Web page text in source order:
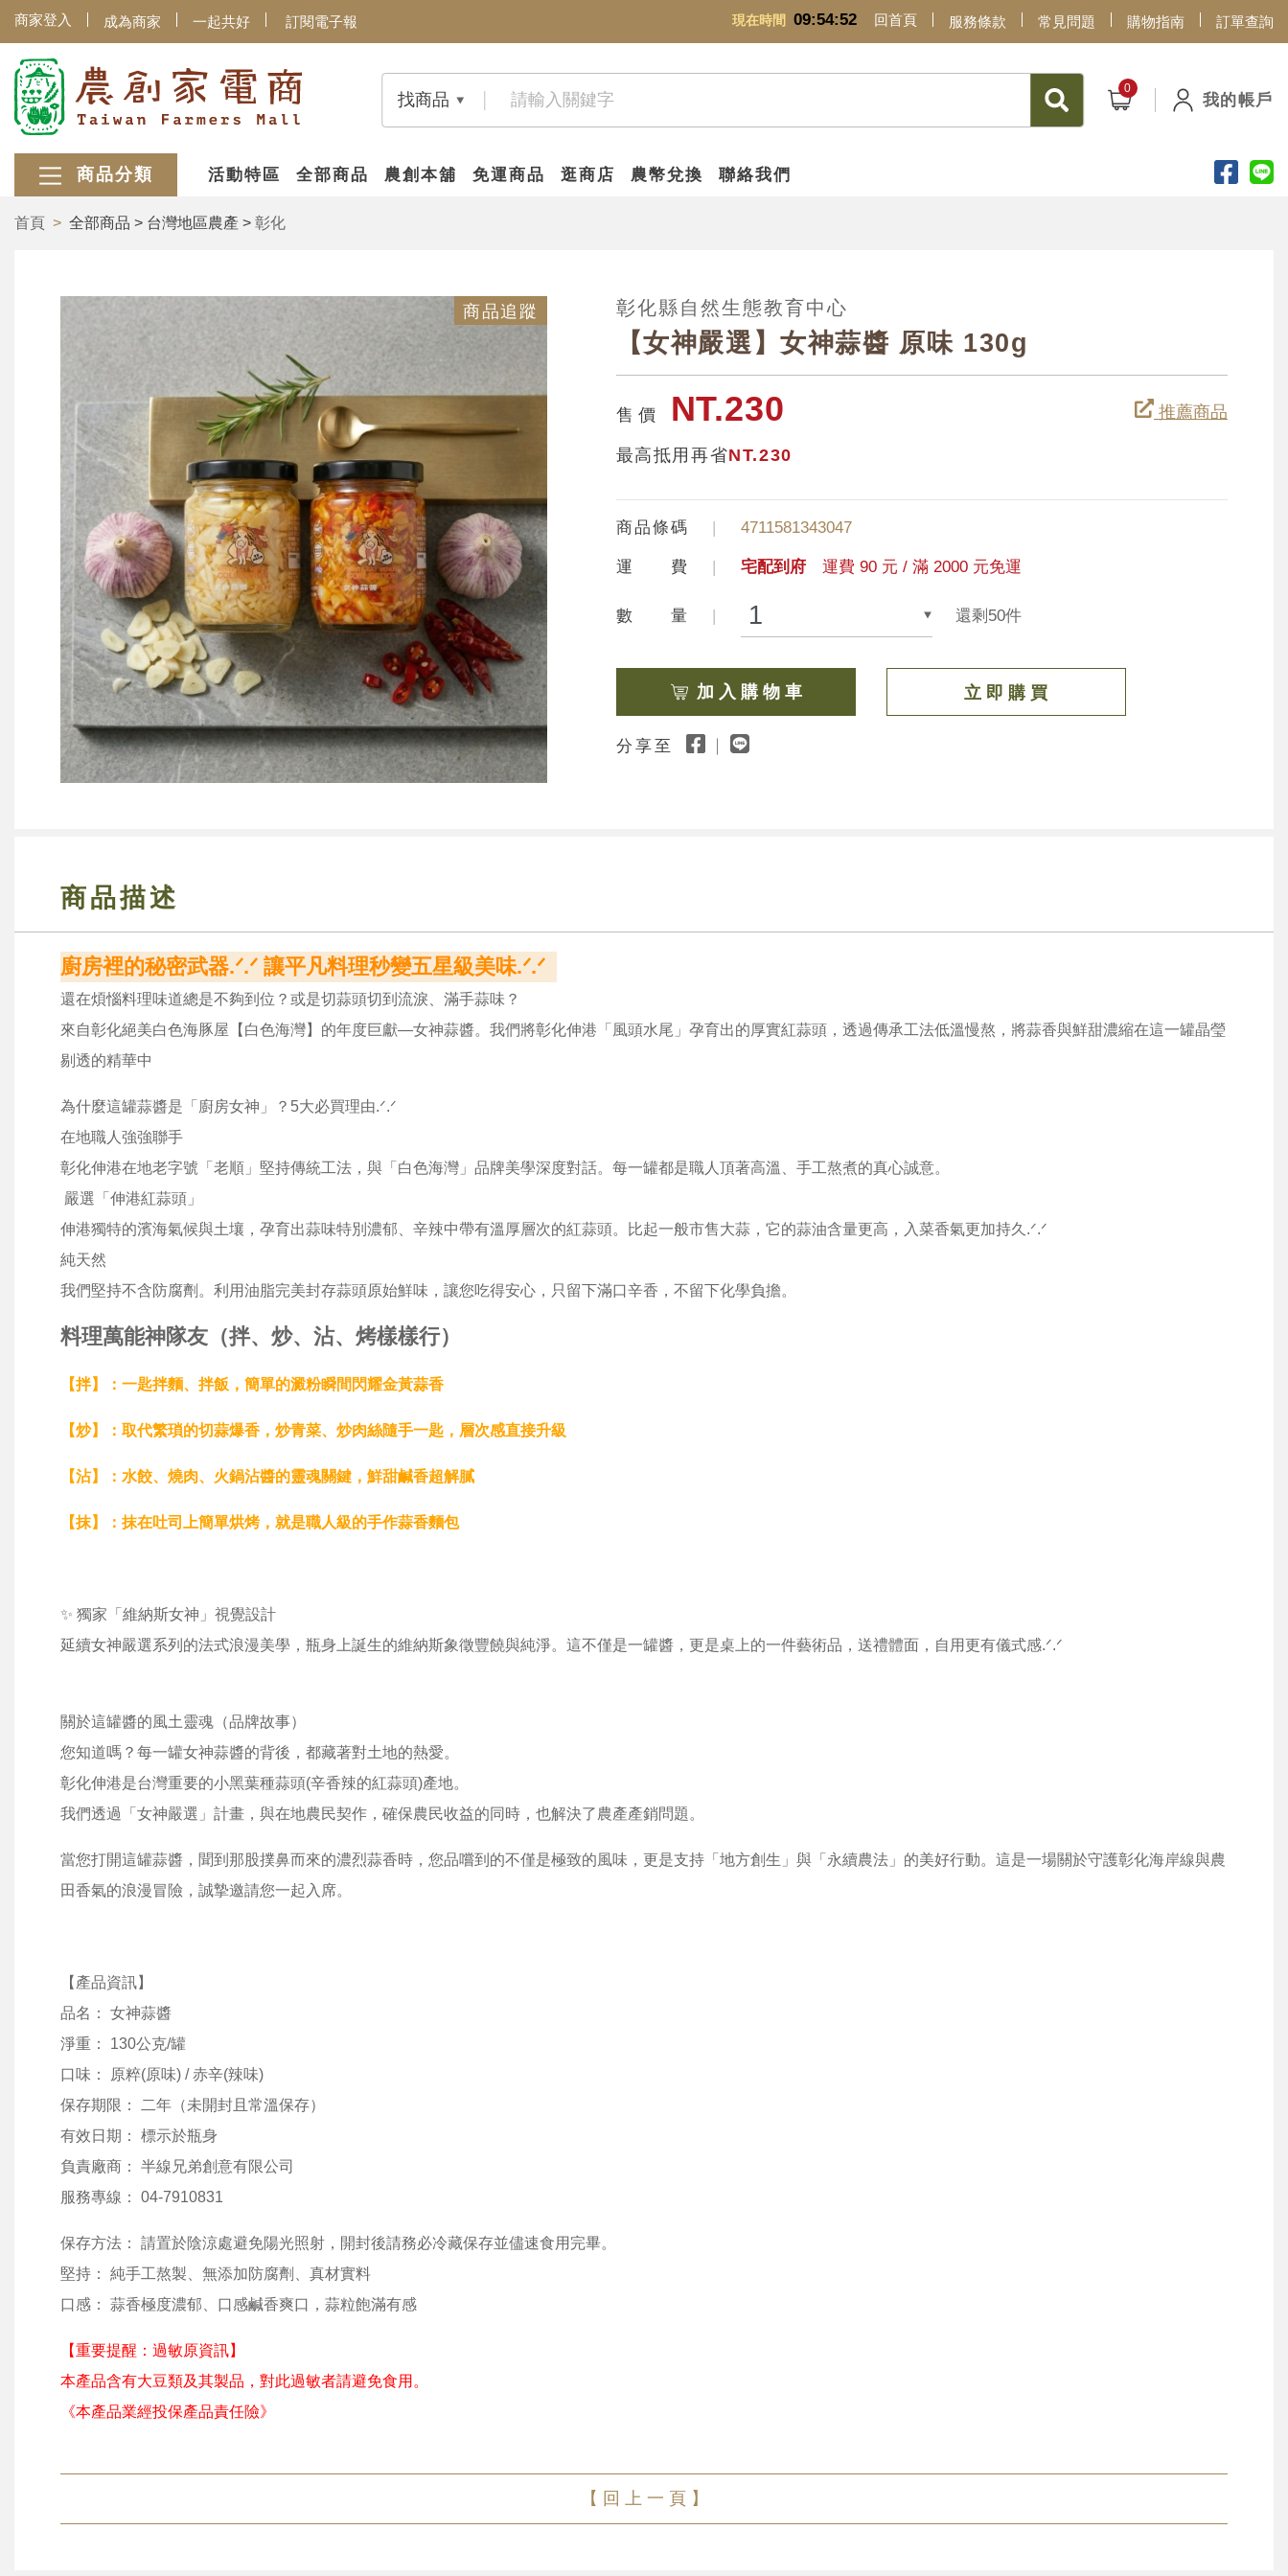
現在時間 09:54:52
商家登入 成為商家 一起共好 訂閱電子報 回首頁 服務條款 常見問題 購物指南 訂單查詢
找商品 我的帳戶
商品分類 活動特區 全部商品 農創本舖 免運商品 逛商店 農幣兌換 聯絡我們
首頁 全部商品 > 台灣地區農產 > 彰化
商品追蹤 彰化縣自然生態教育中心
【女神嚴選】女神蒜醬 原味 130g
推薦商品
售 價 NT.230
最高抵用再省NT.230
商品條碼 4711581343047
運 費 宅配到府 運費 90 元 / 滿 2000 元免運
數 量 還剩50件
加 入 購 物 車 立 即 購 買
分享至
商品描述
廚房裡的秘密武器.ᐟ.ᐟ 讓平凡料理秒變五星級美味.ᐟ.ᐟ
還在煩惱料理味道總是不夠到位？或是切蒜頭切到流淚、滿手蒜味？
來自彰化絕美白色海豚屋【白色海灣】的年度巨獻—女神蒜醬。我們將彰化伸港「風頭水尾」孕育出的厚實紅蒜頭，透過傳承工法低溫慢熬，將蒜香與鮮甜濃縮在這一罐晶瑩
剔透的精華中
為什麼這罐蒜醬是「廚房女神」？5大必買理由.ᐟ.ᐟ
在地職人強強聯手
彰化伸港在地老字號「老順」堅持傳統工法，與「白色海灣」品牌美學深度對話。每一罐都是職人頂著高溫、手工熬煮的真心誠意。
嚴選「伸港紅蒜頭」
伸港獨特的濱海氣候與土壤，孕育出蒜味特別濃郁、辛辣中帶有溫厚層次的紅蒜頭。比起一般市售大蒜，它的蒜油含量更高，入菜香氣更加持久.ᐟ.ᐟ
純天然
我們堅持不含防腐劑。利用油脂完美封存蒜頭原始鮮味，讓您吃得安心，只留下滿口辛香，不留下化學負擔。
料理萬能神隊友（拌、炒、沾、烤樣樣行）
【拌】：一匙拌麵、拌飯，簡單的澱粉瞬間閃耀金黃蒜香
【炒】：取代繁瑣的切蒜爆香，炒青菜、炒肉絲隨手一匙，層次感直接升級
【沾】：水餃、燒肉、火鍋沾醬的靈魂關鍵，鮮甜鹹香超解膩
【抹】：抹在吐司上簡單烘烤，就是職人級的手作蒜香麵包
✨ 獨家「維納斯女神」視覺設計
延續女神嚴選系列的法式浪漫美學，瓶身上誕生的維納斯象徵豐饒與純淨。這不僅是一罐醬，更是桌上的一件藝術品，送禮體面，自用更有儀式感.ᐟ.ᐟ
關於這罐醬的風土靈魂（品牌故事）
您知道嗎？每一罐女神蒜醬的背後，都藏著對土地的熱愛。
彰化伸港是台灣重要的小黑葉種蒜頭(辛香辣的紅蒜頭)產地。
我們透過「女神嚴選」計畫，與在地農民契作，確保農民收益的同時，也解決了農產產銷問題。
當您打開這罐蒜醬，聞到那股撲鼻而來的濃烈蒜香時，您品嚐到的不僅是極致的風味，更是支持「地方創生」與「永續農法」的美好行動。這是一場關於守護彰化海岸線與農
田香氣的浪漫冒險，誠摯邀請您一起入席。
【產品資訊】
品名： 女神蒜醬
淨重： 130公克/罐
口味： 原粹(原味) / 赤辛(辣味)
保存期限： 二年（未開封且常溫保存）
有效日期： 標示於瓶身
負責廠商： 半線兄弟創意有限公司
服務專線： 04-7910831
保存方法： 請置於陰涼處避免陽光照射，開封後請務必冷藏保存並儘速食用完畢。
堅持： 純手工熬製、無添加防腐劑、真材實料
口感： 蒜香極度濃郁、口感鹹香爽口，蒜粒飽滿有感
【重要提醒：過敏原資訊】
本產品含有大豆類及其製品，對此過敏者請避免食用。
《本產品業經投保產品責任險》
【 回 上 一 頁 】